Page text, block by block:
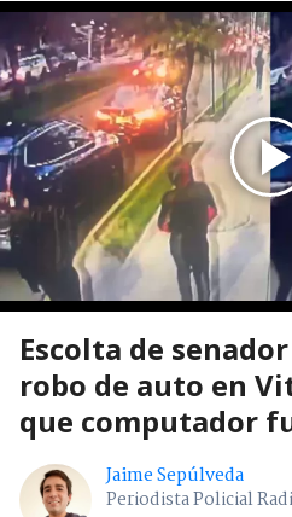
Escolta de
robo de auto en
que computador
Jaime Sepúlveda
Periodista Policial